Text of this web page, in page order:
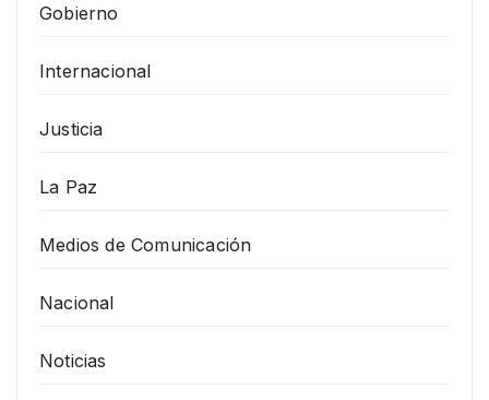
Gobierno
Internacional
Justicia
La Paz
Medios de Comunicación
Nacional
Noticias